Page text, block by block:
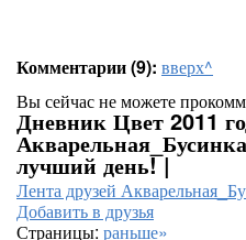
Комментарии (9): вверх^
Вы сейчас не можете
Дневник Цвет 2011
лучший день! |
Лента друзей
Добавить в друзья
Страницы: раньше»